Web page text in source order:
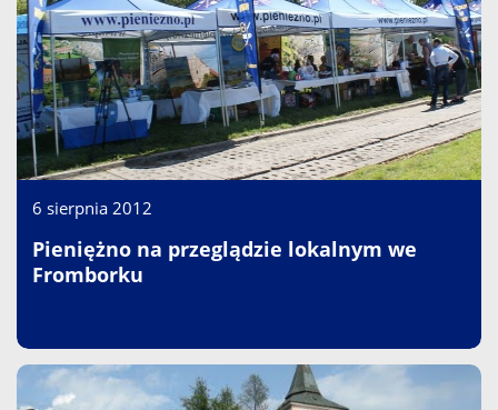
6 sierpnia 2012
Pieniężno na przeglądzie lokalnym we
Fromborku